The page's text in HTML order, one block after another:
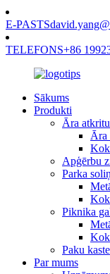
E-PASTS
TELEFONS+86
Sākums
Produkti
Āra
Āra
Apģērbu
Parka
Piknika
Paku kaste
Par mums